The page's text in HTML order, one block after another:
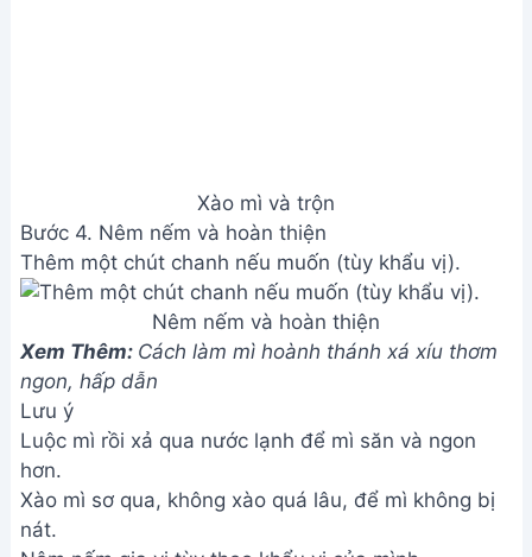
Xào mì và trộn
Bước 4. Nêm nếm và hoàn thiện
Thêm một chút chanh nếu muốn (tùy khẩu vị).
Nêm nếm và hoàn thiện
Xem Thêm: Cách làm mì hoành thánh xá xíu thơm
ngon, hấp dẫn
Lưu ý
Luộc mì rồi xả qua nước lạnh để mì săn và ngon
hơn.
Xào mì sơ qua, không xào quá lâu, để mì không bị
nát.